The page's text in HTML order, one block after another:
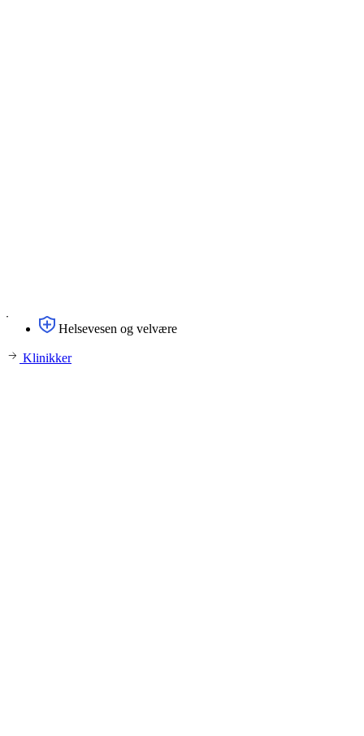
Helsevesen og velvære
Klinikker